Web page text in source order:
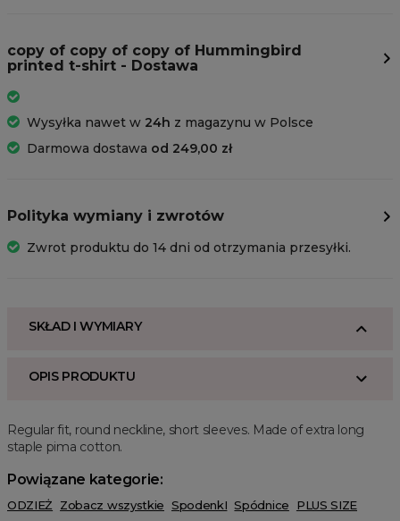
copy of copy of copy of Hummingbird
printed t-shirt - Dostawa
Wysyłka nawet w 24h z magazynu w Polsce
Darmowa dostawa od 249,00 zł
Polityka wymiany i zwrotów
Zwrot produktu do 14 dni od otrzymania przesyłki.
SKŁAD I WYMIARY
OPIS PRODUKTU
Regular fit, round neckline, short sleeves. Made of extra long
staple pima cotton.
Powiązane kategorie:
ODZIEŻ Zobacz wszystkie SpodenkI Spódnice
PLUS SIZE